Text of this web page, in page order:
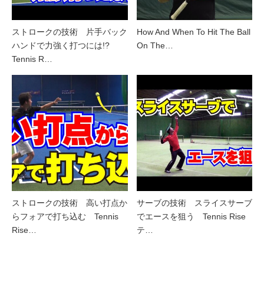
ストロークの技術 片手バック
ハンドで力強く打つには!?
Tennis R…
How And When To Hit The Ball
On The…
ストロークの技術 高い打点か
らフォアで打ち込む Tennis
Rise…
サーブの技術 スライスサーブ
でエースを狙う Tennis Rise
テ…